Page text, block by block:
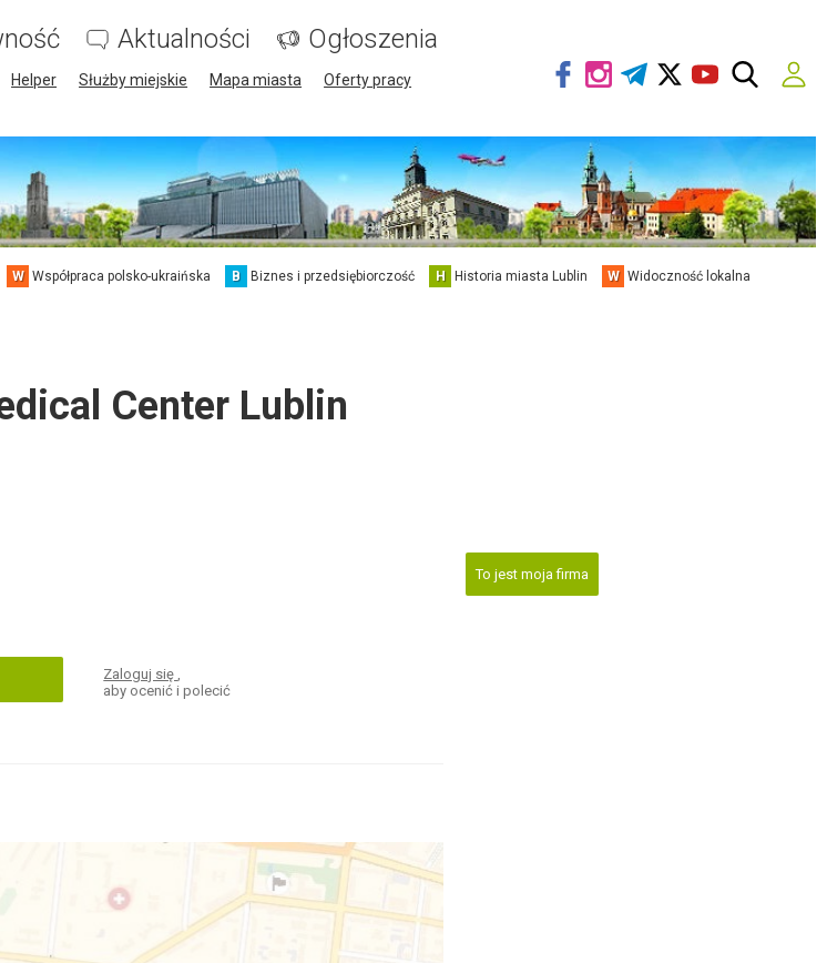
Aktualności Ogłoszenia
Helper Służby miejskie Mapa miasta
Oferty pracy
W Współpraca polsko-ukraińska B Biznes i przedsiębiorczość H Historia miasta Lublin W Widoczność lokalna
Center Lublin
Zaloguj się,
aby ocenić i polecić
To jest moja firma